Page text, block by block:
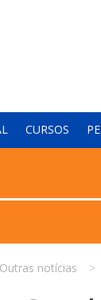
CURSOS
Outras notícias